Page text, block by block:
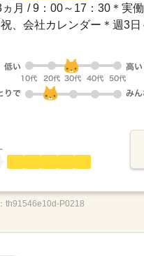
月 / 9：00～17：30＊実
、会社カレンダー＊週3日
th91546e10d-P0218